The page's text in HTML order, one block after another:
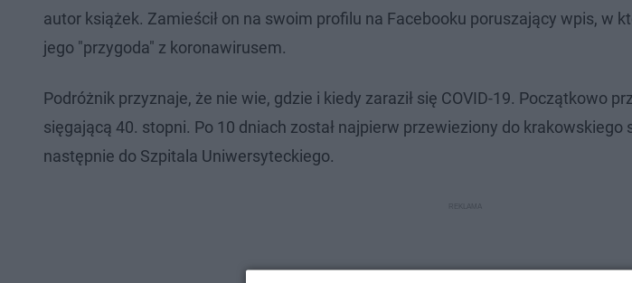
autor książek. Zamieścił on na swoim profilu na Facebooku poruszający wpis, w
jego "przygoda" z koronawirusem.
Podróżnik przyznaje, że nie wie, gdzie i kiedy zaraził się COVID-19. Początkowo
sięgającą 40. stopni. Po 10 dniach został najpierw przewieziony do
następnie do Szpitala Uniwersyteckiego.